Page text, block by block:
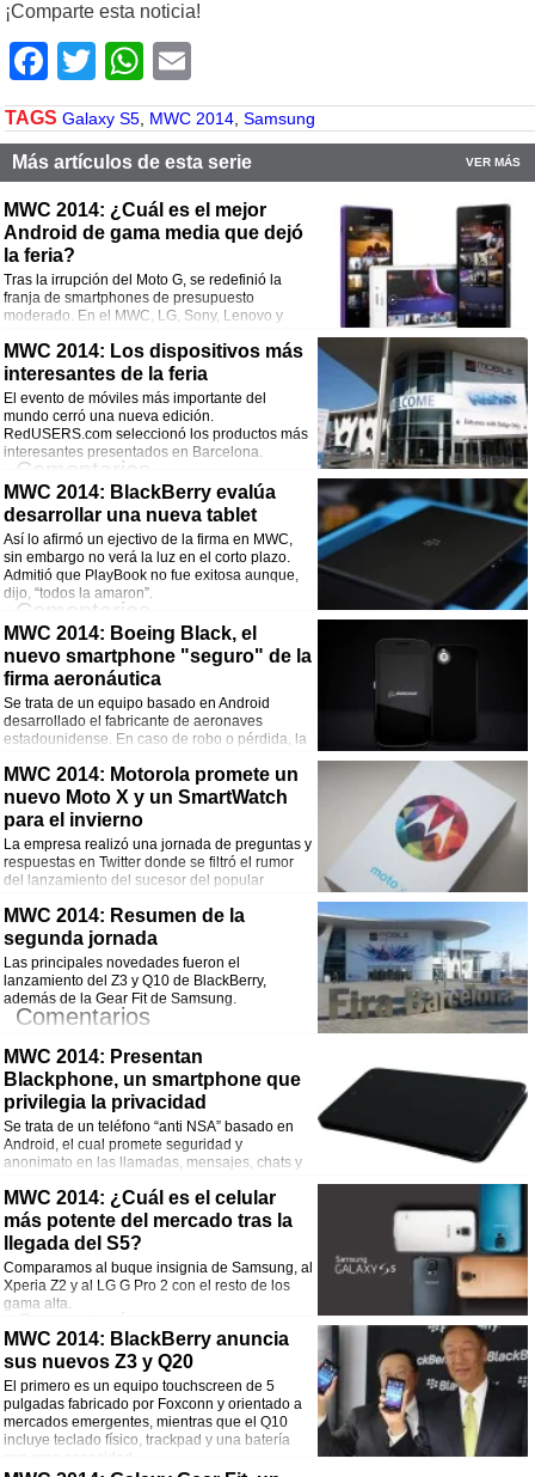
¡Comparte esta noticia!
Facebook
TwitterWhatsApp
TAGS Galaxy S5, MWC 2014, Samsung
Más artículos de esta serie VER MÁS
MWC 2014: ¿Cuál es el mejor
Android de gama media que dejó
la feria?
Tras la irrupción del Moto G, se redefinió la
franja de smartphones de presupuesto
moderado. En el MWC, LG, Sony, Lenovo y
características de los equipos.
Comentarios
¡Comparte esta noticia!
Facebook
Twitter
WhatsApp
Email
MWC 2014: Los dispositivos más
interesantes de la feria
El evento de móviles más importante del
mundo cerró una nueva edición.
RedUSERS.com seleccionó los productos más
interesantes presentados en Barcelona.
Comentarios
¡Comparte esta noticia!
Facebook
Twitter
WhatsApp
Email
MWC 2014: BlackBerry evalúa
desarrollar una nueva tablet
Así lo afirmó un ejectivo de la firma en MWC,
sin embargo no verá la luz en el corto plazo.
Admitió que PlayBook no fue exitosa aunque,
dijo, “todos la amaron”.
Comentarios
¡Comparte esta noticia!
Facebook
Twitter
WhatsApp
Email
MWC 2014: Boeing Black, el
nuevo smartphone "seguro" de la
firma aeronáutica
Se trata de un equipo basado en Android
desarrollado el fabricante de aeronaves
estadounidense. En caso de robo o pérdida, la
Comentarios
¡Comparte esta noticia!
Facebook
Twitter
WhatsApp
Email
MWC 2014: Motorola promete un
nuevo Moto X y un SmartWatch
para el invierno
La empresa realizó una jornada de preguntas y
respuestas en Twitter donde se filtró el rumor
del lanzamiento del sucesor del popular
Comentarios
¡Comparte esta noticia!
Facebook
Twitter
WhatsApp
Email
MWC 2014: Resumen de la
segunda jornada
Las principales novedades fueron el
lanzamiento del Z3 y Q10 de BlackBerry,
además de la Gear Fit de Samsung.
Comentarios
¡Comparte esta noticia!
Facebook
Twitter
WhatsApp
Email
MWC 2014: Presentan
Blackphone, un smartphone que
privilegia la privacidad
Se trata de un teléfono “anti NSA” basado en
Android, el cual promete seguridad y
anonimato en las llamadas, mensajes, chats y
Comentarios
¡Comparte esta noticia!
Facebook
Twitter
WhatsApp
Email
MWC 2014: ¿Cuál es el celular
más potente del mercado tras la
llegada del S5?
Comparamos al buque insignia de Samsung, al
Xperia Z2 y al LG G Pro 2 con el resto de los
gama alta.
¡Comparte esta noticia!
Facebook
Twitter
WhatsApp
Email
MWC 2014: BlackBerry anuncia
sus nuevos Z3 y Q20
El primero es un equipo touchscreen de 5
pulgadas fabricado por Foxconn y orientado a
mercados emergentes, mientras que el Q10
incluye teclado físico, trackpad y una batería
con gran capacidad.